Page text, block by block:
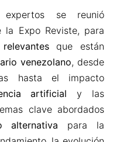
se reunió
Expo Reviste, para
que están
venezolano, desde
hasta el impacto
artificial y las
clave abordados
alternativa para la